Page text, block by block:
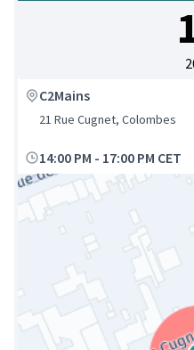
C2Mains
21 Rue Cugnet, Colombes
14:00 PM - 17:00 PM CET